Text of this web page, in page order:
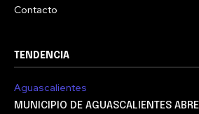
Contacto
TENDENCIA
Aguascalientes
MUNICIPIO DE AGUASCALIENTES